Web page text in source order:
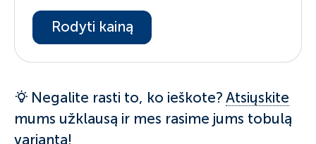
Rodyti kainą
Negalite rasti to, ko ieškote?Atsiųskite
mums užklausą ir mes rasime jums tobulą
variantą!